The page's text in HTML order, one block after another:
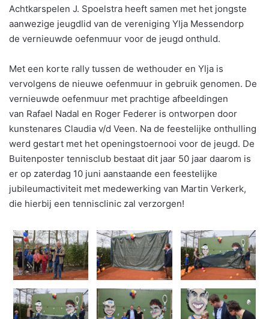
Achtkarspelen J. Spoelstra heeft samen met het jongste
aanwezige jeugdlid van de vereniging Ylja Messendorp
de vernieuwde oefenmuur voor de jeugd onthuld.
Met een korte rally tussen de wethouder en Ylja is
vervolgens de nieuwe oefenmuur in gebruik genomen. De
vernieuwde oefenmuur met prachtige afbeeldingen
van Rafael Nadal en Roger Federer is ontworpen door
kunstenares Claudia v/d Veen. Na de feestelijke onthulling
werd gestart met het openingstoernooi voor de jeugd. De
Buitenposter tennisclub bestaat dit jaar 50 jaar daarom is
er op zaterdag 10 juni aanstaande een feestelijke
jubileumactiviteit met medewerking van Martin Verkerk,
die hierbij een tennisclinic zal verzorgen!